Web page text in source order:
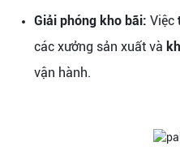
Giải phóng kho bãi: Việc
các xưởng sản xuất và
vận hành.